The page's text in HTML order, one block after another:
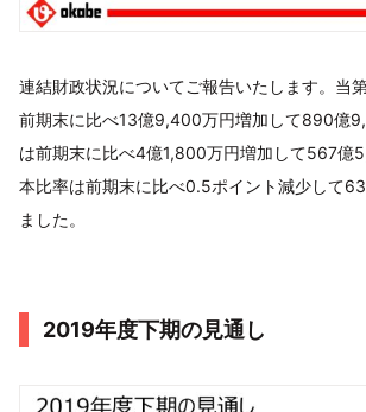
連結財政状況についてご報告いたします。当
前期末に比べ13億9,400万円増加して890億
は前期末に比べ4億1,800万円増加して567億
本比率は前期末に比べ0.5ポイント減少して
ました。
2019年度下期の見通し